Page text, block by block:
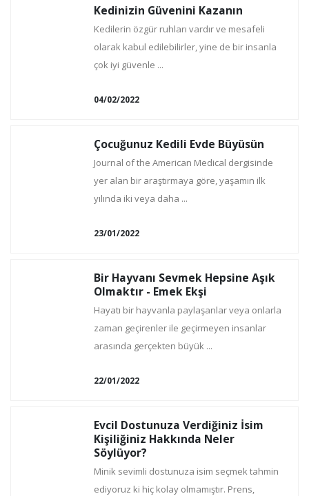
Kedinizin Güvenini Kazanın
Kedilerin özgür ruhları vardır ve mesafeli
olarak kabul edilebilirler, yine de bir insanla
çok iyi güvenle ...
04/02/2022
Çocuğunuz Kedili Evde Büyüsün
Journal of the American Medical dergisinde
yer alan bir araştırmaya göre, yaşamın ilk
yılında iki veya daha ...
23/01/2022
Bir Hayvanı Sevmek Hepsine Aşık
Olmaktır - Emek Ekşi
Hayatı bir hayvanla paylaşanlar veya onlarla
zaman geçirenler ile geçirmeyen insanlar
arasında gerçekten büyük ...
22/01/2022
Evcil Dostunuza Verdiğiniz İsim
Kişiliğiniz Hakkında Neler
Söylüyor?
Minik sevimli dostunuza isim seçmek tahmin
ediyoruz ki hiç kolay olmamıştır. Prens,